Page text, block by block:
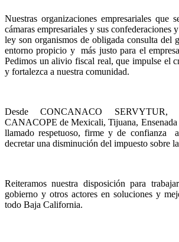
Nuestras organizaciones empresariales
cámaras empresariales y sus confederaciones
ley son organismos de obligada consulta del
entorno propicio y más justo para el
Pedimos un alivio fiscal real, que impulse el
y fortalezca a nuestra comunidad.
Desde CONCANACO
CANACOPE de Mexicali, Tijuana, Ensenada
llamado respetuoso, firme y de confianza
decretar una disminución del impuesto sobre
Reiteramos nuestra disposición para
gobierno y otros actores en soluciones y
todo Baja California.